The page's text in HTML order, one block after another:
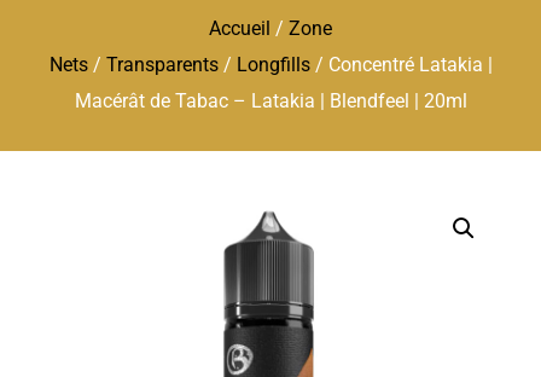
Accueil / Zone
Nets/ Transparents/ Longfills/ Concentré Latakia |
Macérât de Tabac – Latakia | Blendfeel | 20ml